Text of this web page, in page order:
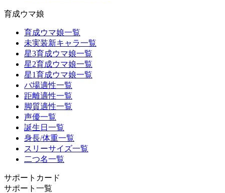
育成ウマ娘
育成ウマ娘一覧
未実装新キャラ一覧
星3育成ウマ娘一覧
星2育成ウマ娘一覧
星1育成ウマ娘一覧
バ場適性一覧
距離適性一覧
脚質適性一覧
声優一覧
誕生日一覧
身長/体重一覧
スリーサイズ一覧
二つ名一覧
サポートカード
サポート一覧